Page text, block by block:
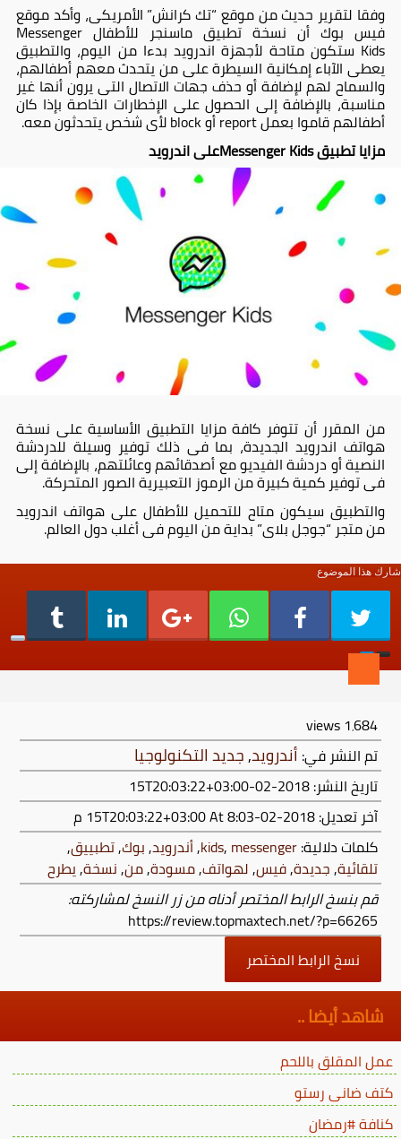
وفقا لتقرير حديث من موقع “تك كرانش” الأمريكى، وأكد موقع
فيس بوك أن نسخة تطبيق ماسنجر للأطفال Messenger
Kids ستكون متاحة لأجهزة اندرويد بدءا من اليوم، والتطبيق
يعطى الآباء إمكانية السيطرة على من يتحدث معهم أطفالهم،
والسماح لهم لإضافة أو حذف جهات الاتصال التى يرون أنها غير
مناسبة، بالإضافة إلى الحصول على الإخطارات الخاصة بإذا كان
أطفالهم قاموا بعمل report أو block لأى شخص يتحدثون معه.
مزايا تطبيق Messenger Kids
على اندرويد
من المقرر أن تتوفر كافة مزايا التطبيق الأساسية على نسخة
هواتف اندرويد الجديدة، بما فى ذلك توفير وسيلة للدردشة
النصية أو دردشة الفيديو مع أصدقائهم وعائلتهم، بالإضافة إلى
فى توفير كمية كبيرة من الرموز التعبيرية الصور المتحركة.
والتطبيق سيكون متاح للتحميل للأطفال على هواتف اندرويد
من متجر “جوجل بلاى” بداية من اليوم فى أغلب دول العالم.
شارك هذا الموضوع
1٬684 views
تم النشر في: أندرويد,جديد التكنولوجيا
تاريخ النشر: 2018-02-15T20:03:22+03:00
آخر تعديل:2018-02-15T20:03:22+03:00
At 8:03 م
كلمات دلالية:
kids, messenger
,أندرويد,بوك,تطبييق,
تلقائية,جديدة,فيس,لهواتف,مسودة,من,نسخة,يطرح
قم بنسخ الرابط المختصر أدناه من زر النسخ لمشاركته:
https://review.topmaxtech.net/?p=66265
نسخ الرابط المختصر
شاهد أيضا ..
عمل المقلق باللحم
كتف ضانى رستو
كنافة #رمضان